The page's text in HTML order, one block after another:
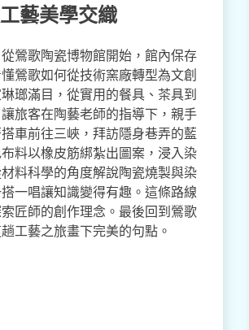
藝美學交織
鶯歌陶瓷博物館開始，館內保存
鶯歌如何從技術窯廠轉型為文創
瑯滿目，從實用的餐具、茶具到
旅客在陶藝老師的指導下，親手
車前往三峽，拜訪隱身巷弄的藍
料以橡皮筋綁紮出圖案，浸入染
料科學的角度解說陶瓷燒製與染
一唱讓知識變得有趣。這條路線
匠師的創作理念。最後回到鶯歌
工藝之旅畫下完美的句點。